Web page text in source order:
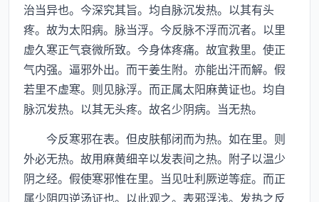
治当异也。今深究其旨。均自脉沉发热。以其有头
疼。故为太阳病。脉当浮。今反脉不浮而沉者。以里
虚久寒正气衰微所致。今身体疼痛。故宜救里。使正
气内强。逼邪外出。而干姜生附。亦能出汗而解。假
若里不虚寒。则见脉浮。而正属太阳麻黄证也。均自
脉沉发热。以其无头疼。故名少阴病。当无热。
今反寒邪在表。但皮肤郁闭而为热。如在里。则
外必无热。故用麻黄细辛以发表间之热。附子以温少
阴之经。假使寒邪惟在里。当见吐利厥逆等症。而正
属少阴四逆汤证也。以此观之。表邪浮浅。发热之反